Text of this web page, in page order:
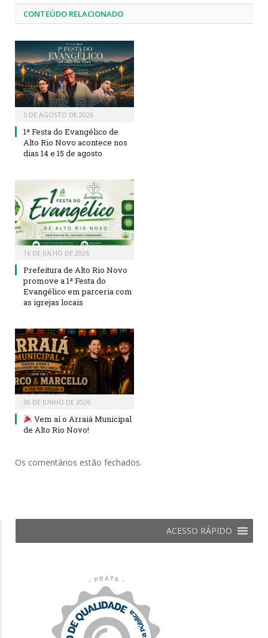
CONTEÚDO RELACIONADO
5 DE AGOSTO DE 2026
1ª Festa do Evangélico de
Alto Rio Novo acontece nos
dias 14 e 15 de agosto
16 DE JULHO DE 2026
Prefeitura de Alto Rio Novo
promove a 1ª Festa do
Evangélico em parceria com
as igrejas locais
30 DE JUNHO DE 2026
Vem aí o Arraiá Municipal
de Alto Rio Novo!
Os comentários estão fechados.
ACESSO RÁPIDO